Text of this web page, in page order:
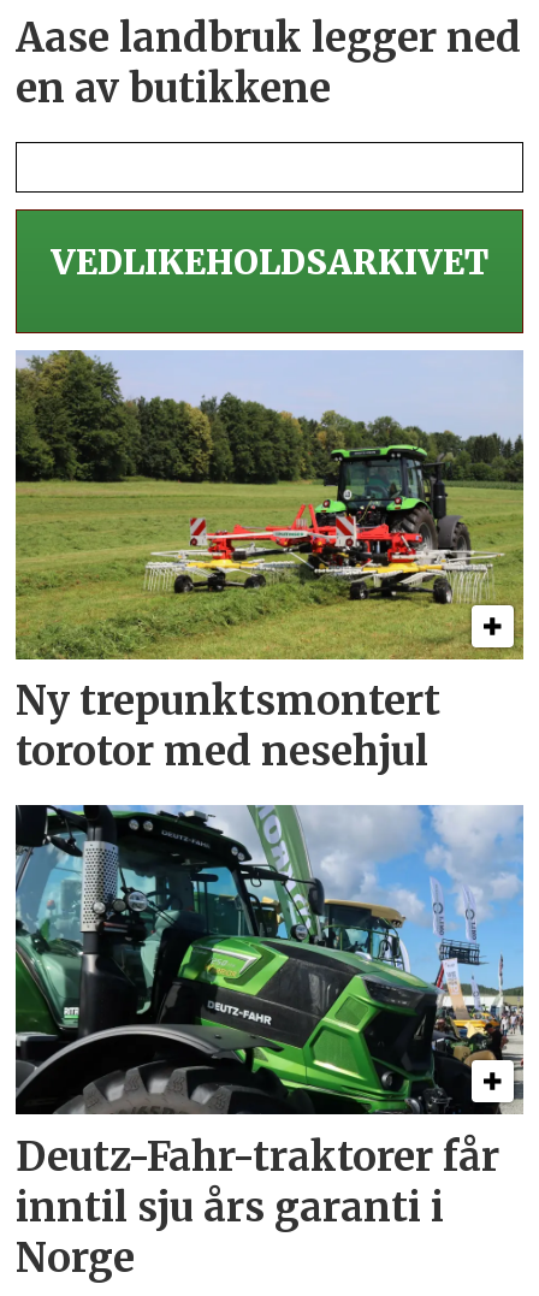
Aase landbruk legger ned
en av butikkene
VEDLIKEHOLDS­ARKIVET
Ny trepunkts­montert
torotor med nesehjul
Deutz-Fahr-traktorer får
inntil sju års garanti i
Norge